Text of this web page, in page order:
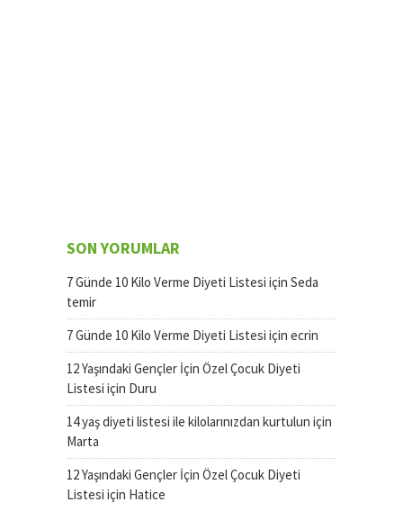
SON YORUMLAR
7 Günde 10 Kilo Verme Diyeti Listesi için Seda
temir
7 Günde 10 Kilo Verme Diyeti Listesi için ecrin
12 Yaşındaki Gençler İçin Özel Çocuk Diyeti
Listesi için Duru
14 yaş diyeti listesi ile kilolarınızdan kurtulun için
Marta
12 Yaşındaki Gençler İçin Özel Çocuk Diyeti
Listesi için Hatice